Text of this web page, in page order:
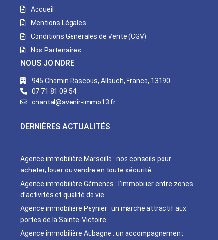
Accueil
Mentions Légales
Conditions Générales de Vente (CGV)
Nos Partenaires
NOUS JOINDRE
945 Chemin Rascous, Allauch, France, 13190
07 71 81 09 54
chantal@avenir-immo13.fr
DERNIÈRES ACTUALITÉS
Agence immobilière Marseille : nos conseils pour
acheter, louer ou vendre en toute sécurité
Agence immobilière Gémenos : l’immobilier entre zones
d’activités et qualité de vie
Agence immobilière Peynier : un marché attractif aux
portes de la Sainte-Victoire
Agence immobilière Aubagne : un accompagnement